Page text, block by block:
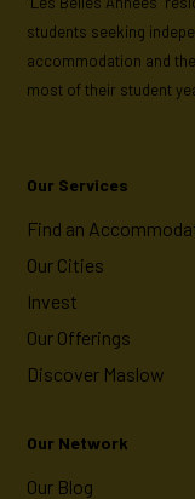
students seeking
accommodation and
most of their student
Our Services
Find an
Our Cities
Invest
Our Offerings
Discover Maslow
Our Network
Our Blog